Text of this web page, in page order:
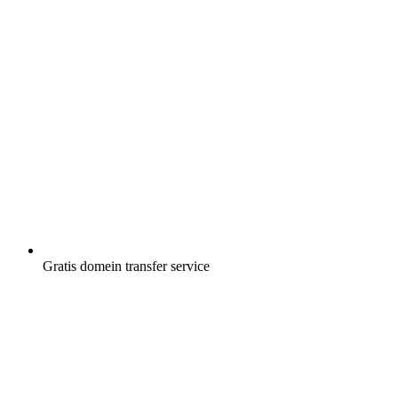
Gratis domein transfer service